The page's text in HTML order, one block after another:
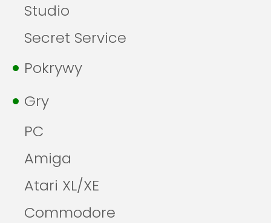
Studio
Secret Service
Pokrywy
Gry
PC
Amiga
Atari XL/XE
Commodore